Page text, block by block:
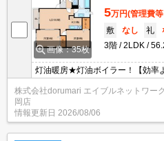
画像：35枚
5万円(管理費
敷
なし 礼
3階
2LDK
灯油暖房★灯油ボイラー！【効率
じお部屋がいくつも出てきて探す
一つにして」エイブルNW函館富
屋でもご紹介、ご案内させていた
株式会社dorumari エイブルネットワー
岡店
情報更新日 2026/08/06